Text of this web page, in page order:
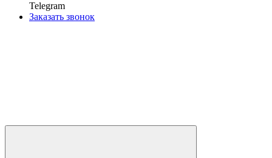
Telegram
Заказать звонок